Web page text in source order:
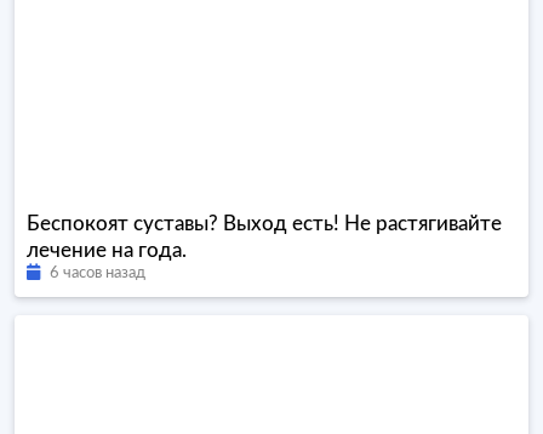
Беспокоят суставы? Выход есть! Не растягивайте
лечение на года.
6 часов назад